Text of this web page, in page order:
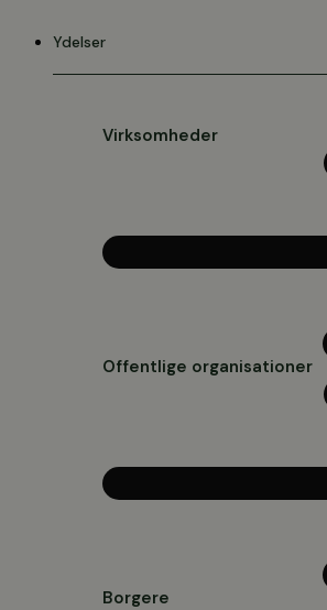
Ydelser
Virksomheder
Offentlige organisationer
Borgere